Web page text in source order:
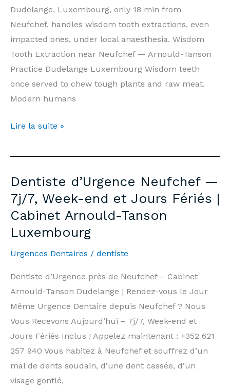
Tanson
Luxembourg
Dudelange, Luxembourg, only 18 min from
Neufchef, handles wisdom tooth extractions, even
impacted ones, under local anaesthesia. Wisdom
Tooth Extraction near Neufchef — Arnould-Tanson
Practice Dudelange Luxembourg Wisdom teeth
once served to chew tough plants and raw meat.
Modern humans
Wisdom
Extraction
—
Prices
&
Information
Arnould-
Tanson
Practice
Luxembourg
Lire la suite »
Dentiste d’Urgence Neufchef —
7j/7, Week-end et Jours Fériés |
Cabinet Arnould-Tanson
Luxembourg
Urgences Dentaires / dentiste
Dentiste d’Urgence près de Neufchef – Cabinet
Arnould-Tanson Dudelange | Rendez-vous le Jour
Même Urgence Dentaire depuis Neufchef ? Nous
Vous Recevons Aujourd’hui – 7j/7, Week-end et
Jours Fériés Inclus ! Appelez maintenant : +352 621
257 940 Vous habitez à Neufchef et souffrez d’un
mal de dents soudain, d’une dent cassée, d’un
visage gonflé,